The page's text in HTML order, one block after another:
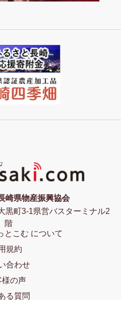
崎県物産振興協会
黒町3-1県営バスターミナル2
階
とこむ について
規約
合わせ
様の声
る質問